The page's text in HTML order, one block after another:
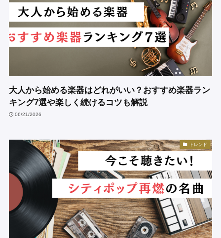
大人から始める楽器はどれがいい？おすすめ楽器ラン
キング7選や楽しく続けるコツも解説
06/21/2026
トレンド